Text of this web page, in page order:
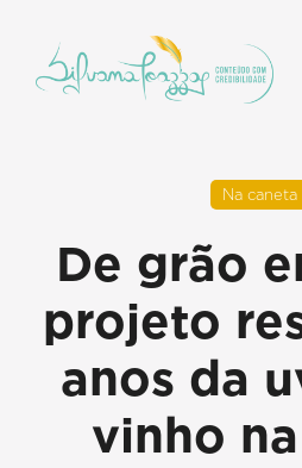
Na caneta
De grão
projeto
anos da
vinho